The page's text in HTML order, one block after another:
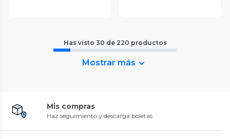
Has visto 30 de 220 productos
Mostrar más
Mis compras
Haz seguimiento y descarga boletas